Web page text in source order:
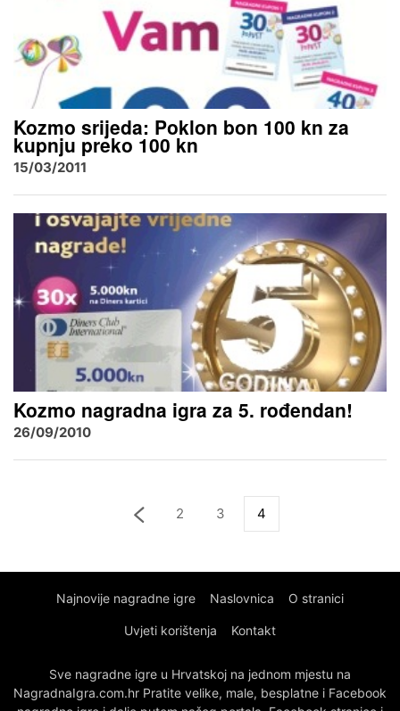
Kozmo srijeda: Poklon bon 100 kn za
kupnju preko 100 kn
15/03/2011
Kozmo nagradna igra za 5. rođendan!
26/09/2010
2 3 4
Najnovije nagradne igre Naslovnica O stranici
Uvjeti korištenja Kontakt
Sve nagradne igre u Hrvatskoj na jednom mjestu na
NagradnaIgra.com.hr Pratite velike, male, besplatne i Facebook